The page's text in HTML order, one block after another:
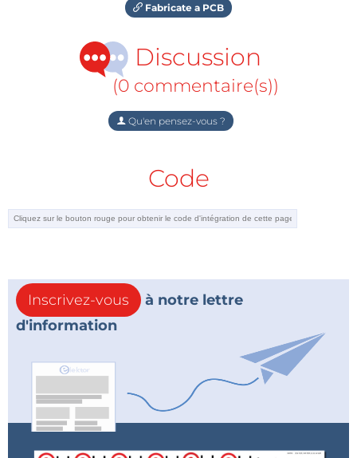
Fabricate a PCB
Discussion
(0 commentaire(s))
Qu'en pensez-vous ?
Code
Inscrivez-vous
à notre lettre
d'information